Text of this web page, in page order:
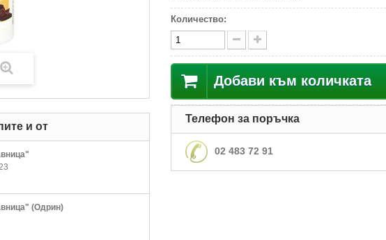
и от
(Одрин)
Количество:
Добави към количката
Телефон за поръчка
02 483 72 91